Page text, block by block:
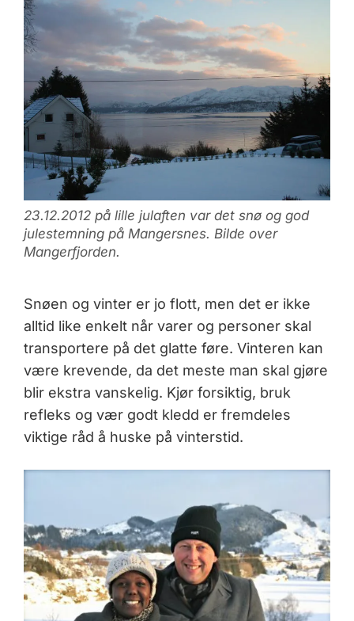
23.12.2012 på lille julaften var det snø og god
julestemning på Mangersnes. Bilde over
Mangerfjorden.
Snøen og vinter er jo flott, men det er ikke
alltid like enkelt når varer og personer skal
transportere på det glatte føre. Vinteren kan
være krevende, da det meste man skal gjøre
blir ekstra vanskelig. Kjør forsiktig, bruk
refleks og vær godt kledd er fremdeles
viktige råd å huske på vinterstid.